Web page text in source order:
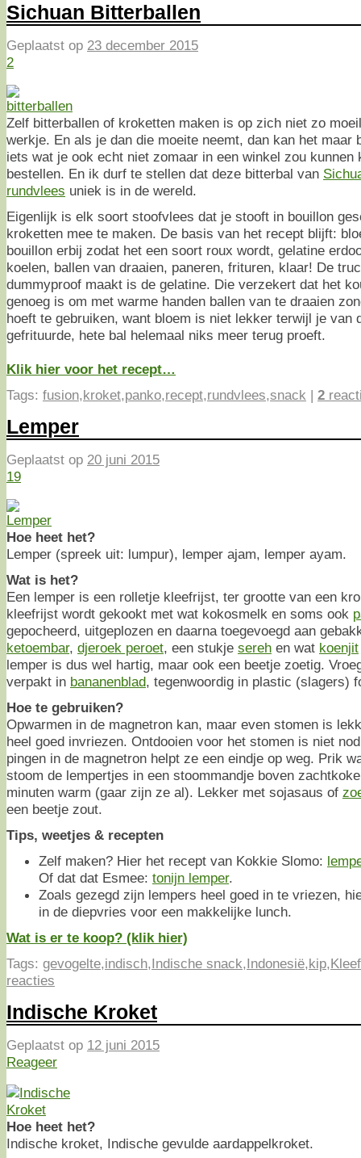
Sichuan Bitterballen
Geplaatst op 23 december 2015
2
Zelf bitterballen of kroketten maken is op zich niet zo
werkje. En als je dan die moeite neemt, dan kan het maar
iets wat je ook echt niet zomaar in een winkel zou kunnen
bestellen. En ik durf te stellen dat deze bitterbal van
rundvlees uniek is in de wereld.
Eigenlijk is elk soort stoofvlees dat je stooft in bouillon
kroketten mee te maken. De basis van het recept blijft:
bouillon erbij zodat het een soort roux wordt, gelatine
koelen, ballen van draaien, paneren, frituren, klaar! De
dummyproof maakt is de gelatine. Die verzekert dat het
genoeg is om met warme handen ballen van te draaien
hoeft te gebruiken, want bloem is niet lekker terwijl je van
gefrituurde, hete bal helemaal niks meer terug proeft.
Klik hier voor het recept…
Tags: fusion,kroket,panko,recept,rundvlees,snack | 2
Lemper
Geplaatst op 20 juni 2015
19
Hoe heet het?
Lemper (spreek uit: lumpur), lemper ajam, lemper ayam.
Wat is het?
Een lemper is een rolletje kleefrijst, ter grootte van een
kleefrijst wordt gekookt met wat kokosmelk en soms ook
gepocheerd, uitgeplozen en daarna toegevoegd aan
ketoembar, djeroek peroet, een stukje sereh en wat koenjit
lemper is dus wel hartig, maar ook een beetje zoetig.
verpakt in bananenblad, tegenwoordig in plastic (slagers)
Hoe te gebruiken?
Opwarmen in de magnetron kan, maar even stomen is
heel goed invriezen. Ontdooien voor het stomen is niet
pingen in de magnetron helpt ze een eindje op weg. Prik
stoom de lempertjes in een stoommandje boven
minuten warm (gaar zijn ze al). Lekker met sojasaus of
een beetje zout.
Tips, weetjes & recepten
Zelf maken? Hier het recept van Kokkie Slomo:
Of dat dat Esmee: tonijn lemper.
Zoals gezegd zijn lempers heel goed in te vriezen,
in de diepvries voor een makkelijke lunch.
Wat is er te koop? (klik hier)
Tags: gevogelte,indisch,Indische snack,Indonesië,kip,
reacties
Indische Kroket
Geplaatst op 12 juni 2015
Reageer
Hoe heet het?
Indische kroket, Indische gevulde aardappelkroket.